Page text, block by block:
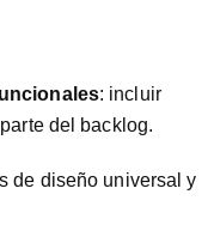
: incluir
del backlog.
de diseño universal y